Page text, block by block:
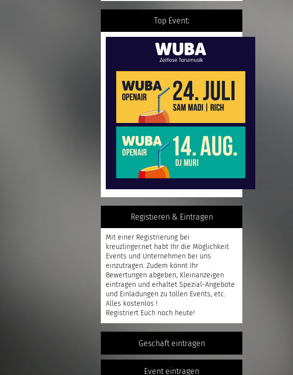
Top Event:
Registieren & Eintragen
Mit einer Registrierung bei
kreuzlinger.net habt Ihr die Möglichkeit
Events und Unternehmen bei uns
einzutragen. Zudem könnt Ihr
Bewertungen abgeben, Kleinanzeigen
eintragen und erhaltet Spezial-Angebote
und Einladungen zu tollen Events, etc.
Alles kostenlos !
Registriert Euch noch heute!
Geschäft eintragen
Event eintragen